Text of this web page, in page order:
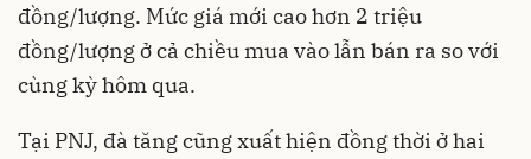
đồng/lượng. Mức giá mới cao hơn 2 triệu
đồng/lượng ở cả chiều mua vào lẫn bán ra so với
cùng kỳ hôm qua.
Tại PNJ, đà tăng cũng xuất hiện đồng thời ở hai